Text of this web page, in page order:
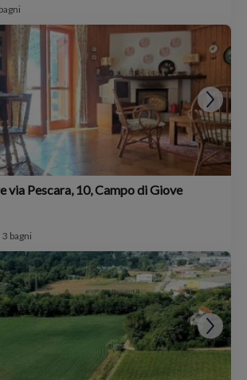
via Pescara, 10, Campo di Giove
3 bagni